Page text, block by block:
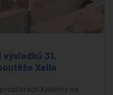
31.
Xella
Kotelny na